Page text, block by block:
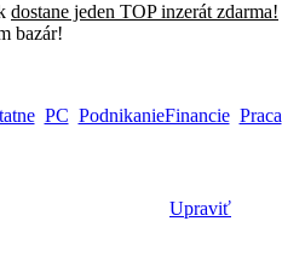
dostane jeden TOP inzerát zdarma!
bazár!
PC PodnikanieFinancie Praca
Upraviť